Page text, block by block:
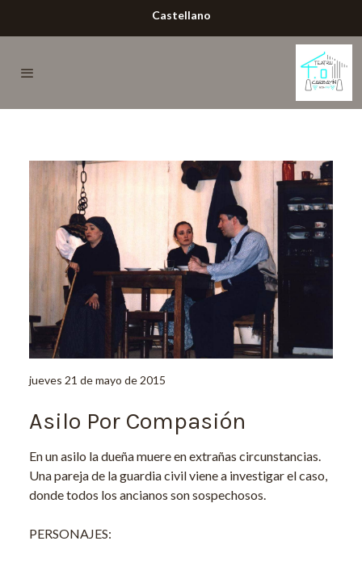
Castellano
jueves 21 de mayo de 2015
Asilo Por Compasión
En un asilo la dueña muere en extrañas circunstancias.
Una pareja de la guardia civil viene a investigar el caso,
donde todos los ancianos son sospechosos.
PERSONAJES: